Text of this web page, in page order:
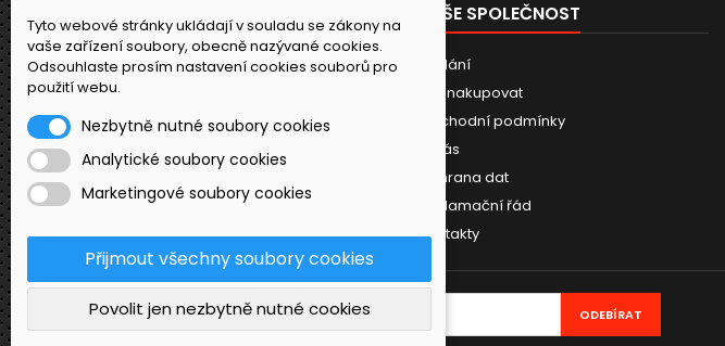
PRODUKTY
Novinky
NAŠE SPOLEČNOST
Dodání
Jak nakupovat
Obchodní podmínky
O nás
Ochrana dat
Reklamační řád
Kontakty
ODBĚR NOVINEK
Tyto webové stránky ukládají v souladu se zákony na
vaše zařízení soubory, obecně nazývané cookies.
Odsouhlaste prosím nastavení cookies souborů pro
použití webu.
Nezbytně nutné soubory cookies
Analytické soubory cookies
Marketingové soubory cookies
Přijmout všechny soubory cookies
Povolit jen nezbytně nutné cookies